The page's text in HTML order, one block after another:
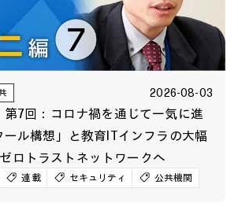
2026-08-03
第7回：コロナ禍を通じて一気に進
ール構想」と教育ITインフラの大幅
ロトラストネットワークへ
連載 セキュリティ 公共機関